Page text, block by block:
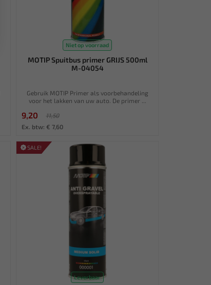
Niet op voorraad
MOTIP Spuitbus primer GRIJS 500ml
M-04054
Gebruik MOTIP Primer als voorbehandeling
voor het lakken van uw auto. De primer ...
9,20
11,50
Ex. btw: € 7,60
SALE!
Leverbaar